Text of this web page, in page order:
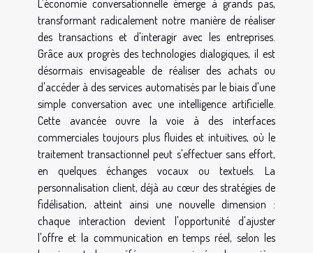
L'économie conversationnelle émerge à grands pas,
transformant radicalement notre manière de réaliser
des transactions et d'interagir avec les entreprises.
Grâce aux progrès des technologies dialogiques, il est
désormais envisageable de réaliser des achats ou
d'accéder à des services automatisés par le biais d'une
simple conversation avec une intelligence artificielle.
Cette avancée ouvre la voie à des interfaces
commerciales toujours plus fluides et intuitives, où le
traitement transactionnel peut s'effectuer sans effort,
en quelques échanges vocaux ou textuels. La
personnalisation client, déjà au cœur des stratégies de
fidélisation, atteint ainsi une nouvelle dimension :
chaque interaction devient l'opportunité d'ajuster
l'offre et la communication en temps réel, selon les